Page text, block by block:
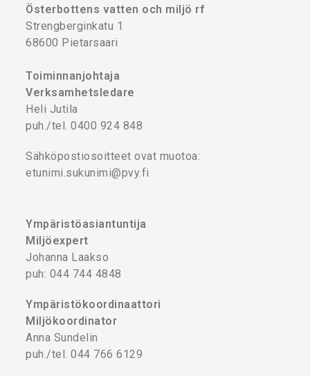
Österbottens vatten och miljö rf
Strengberginkatu 1
68600 Pietarsaari
Toiminnanjohtaja
Verksamhetsledare
Heli Jutila
puh./tel. 0400 924 848
Sähköpostiosoitteet ovat muotoa:
etunimi.sukunimi@pvy.fi
Ympäristöasiantuntija
Miljöexpert
Johanna Laakso
puh: 044 744 4848
Ympäristökoordinaattori
Miljökoordinator
Anna Sundelin
puh./tel. 044 766 6129